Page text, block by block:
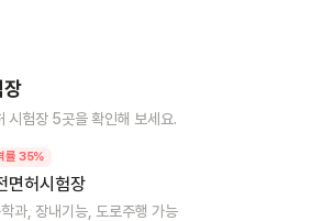
장
시험장 5곳을 확인해 보세요.
률 35%
면허시험장
학과, 장내기능, 도로주행 가능